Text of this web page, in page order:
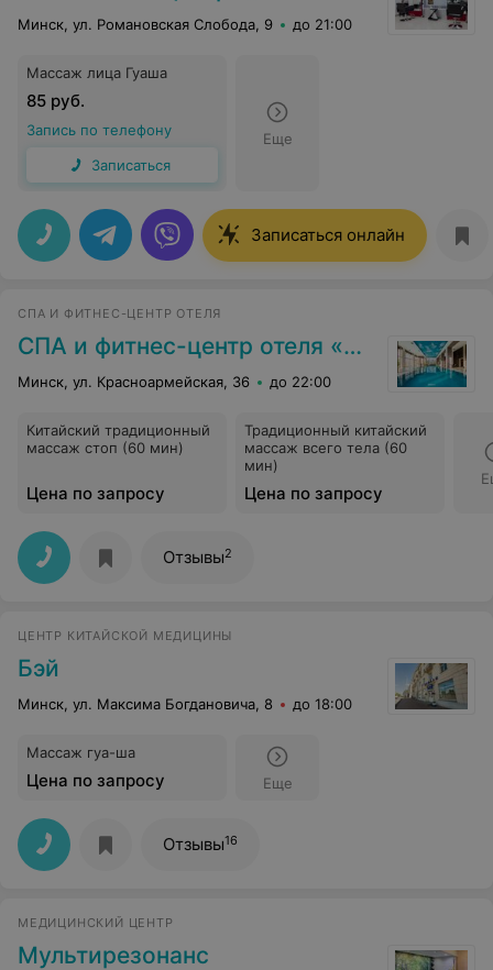
Минск, ул. Романовская Слобода, 9 до 21:00
Массаж лица Гуаша
85 руб.
Запись по телефону
Записаться
Еще
Записаться онлайн
СПА И ФИТНЕС-ЦЕНТР ОТЕЛЯ
СПА и фитнес-центр отеля «Пекин»
Минск, ул. Красноармейская, 36 до 22:00
Китайский традиционный
массаж стоп (60 мин)
Цена по запросу
Традиционный китайский
массаж всего тела (60
мин)
Цена по запросу
Отзывы2
ЦЕНТР КИТАЙСКОЙ МЕДИЦИНЫ
Бэй
Минск, ул. Максима Богдановича, 8 до 18:00
Массаж гуа-ша
Цена по запросу Еще
Отзывы16
МЕДИЦИНСКИЙ ЦЕНТР
Мультирезонанс